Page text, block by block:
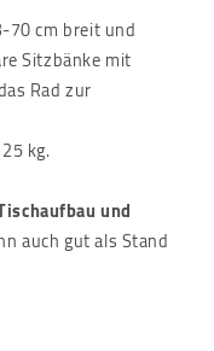
70 cm breit und
Sitzbänke mit
Rad zur
kg.
und
auch gut als Stand